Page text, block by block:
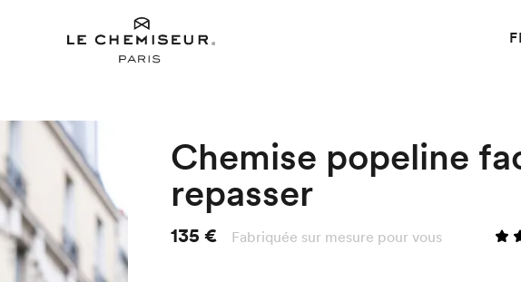
Chemise popeline
repasser
135 € Fabriquée sur mesure pour vous